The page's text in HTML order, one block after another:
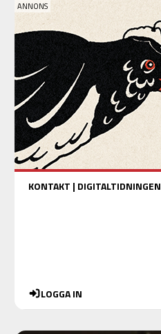
KONTAKT | DIGITALTIDNINGEN
LOGGA IN